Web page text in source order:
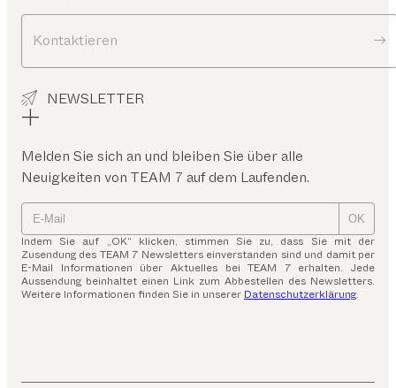
Kontaktieren
NEWSLETTER
Melden Sie sich an und bleiben Sie über alle
Neuigkeiten von TEAM 7 auf dem Laufenden.
OK
Indem Sie auf „OK“ klicken, stimmen Sie zu, dass Sie mit der
Zusendung des TEAM 7 Newsletters einverstanden sind und damit per
E-Mail Informationen über Aktuelles bei TEAM 7 erhalten. Jede
Aussendung beinhaltet einen Link zum Abbestellen des Newsletters.
Weitere Informationen finden Sie in unserer Datenschutzerklärung.